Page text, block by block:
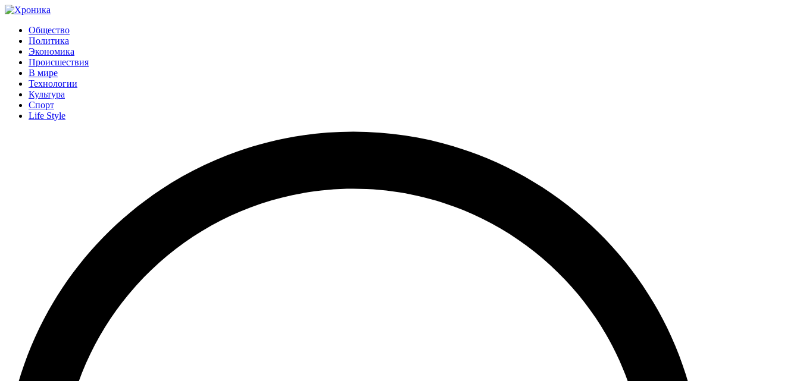
Общество
Политика
Экономика
Происшествия
В мире
Технологии
Культура
Спорт
Life Style